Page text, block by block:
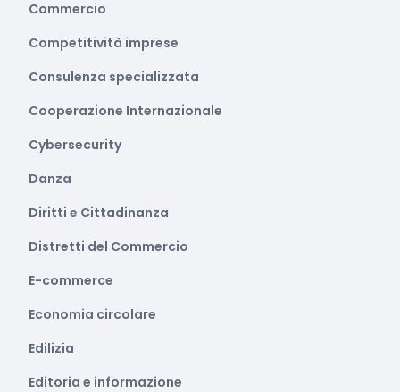
Commercio
Competitività imprese
Consulenza specializzata
Cooperazione Internazionale
Cybersecurity
Danza
Diritti e Cittadinanza
Distretti del Commercio
E-commerce
Economia circolare
Edilizia
Editoria e informazione